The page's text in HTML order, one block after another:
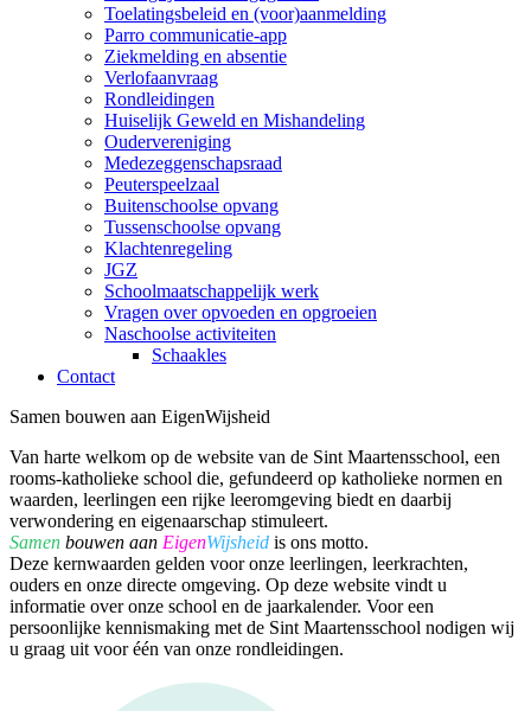
Toelatingsbeleid en (voor)aanmelding
Parro communicatie-app
Ziekmelding en absentie
Verlofaanvraag
Rondleidingen
Huiselijk Geweld en Mishandeling
Oudervereniging
Medezeggenschapsraad
Peuterspeelzaal
Buitenschoolse opvang
Tussenschoolse opvang
Klachtenregeling
JGZ
Schoolmaatschappelijk werk
Vragen over opvoeden en opgroeien
Naschoolse activiteiten
Schaakles
Contact
Samen bouwen aan EigenWijsheid
Van harte welkom op de website van de Sint Maartensschool, een
rooms-katholieke school die, gefundeerd op katholieke normen en
waarden, leerlingen een rijke leeromgeving biedt en daarbij
verwondering en eigenaarschap stimuleert.
Samen bouwen aan EigenWijsheid is ons motto.
Deze kernwaarden gelden voor onze leerlingen, leerkrachten,
ouders en onze directe omgeving. Op deze website vindt u
informatie over onze school en de jaarkalender. Voor een
persoonlijke kennismaking met de Sint Maartensschool nodigen wij
u graag uit voor één van onze rondleidingen.